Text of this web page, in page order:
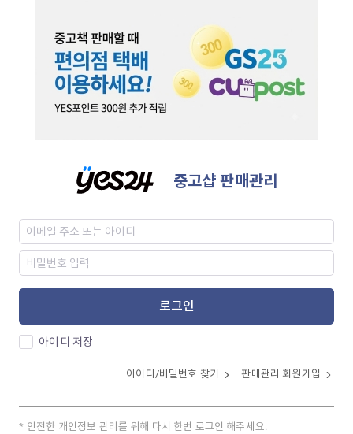
중고샵 판매관리
로그인
아이디 저장
아이디/비밀번호 찾기 판매관리 회원가입
안전한 개인정보 관리를 위해 다시 한번 로그인 해주세요.